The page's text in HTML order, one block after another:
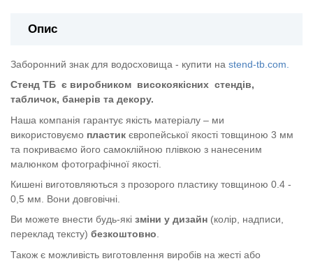
Опис
Заборонний знак для водосховища - купити на stend-tb.com.
Стенд ТБ є виробником високоякісних стендів,
табличок, банерів та декору.
Наша компанія гарантує якість матеріалу – ми
використовуємо пластик європейської якості товщиною 3 мм
та покриваємо його самоклійною плівкою з нанесеним
малюнком фотографічної якості.
Кишені виготовляються з прозорого пластику товщиною 0.4 -
0,5 мм. Вони довговічні.
Ви можете внести будь-які зміни у дизайн (колір, надписи,
переклад тексту) безкоштовно.
Також є можливість виготовлення виробів на жесті або